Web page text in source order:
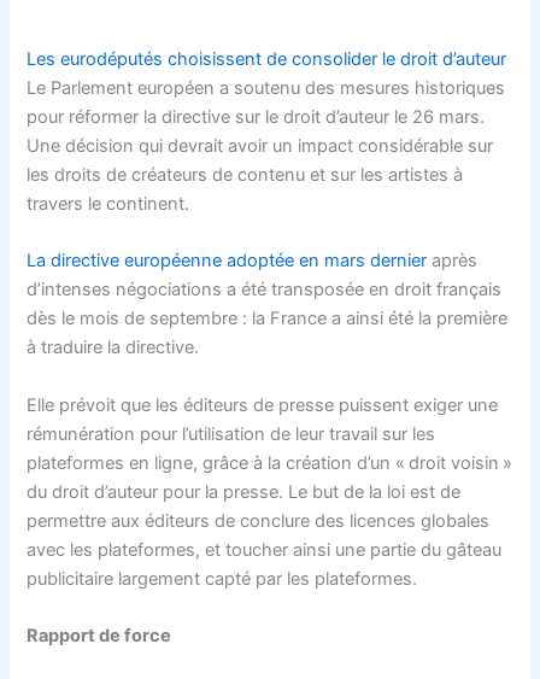
Les eurodéputés choisissent de consolider le droit d’auteur
Le Parlement européen a soutenu des mesures historiques
pour réformer la directive sur le droit d’auteur le 26 mars.
Une décision qui devrait avoir un impact considérable sur
les droits de créateurs de contenu et sur les artistes à
travers le continent.
La directive européenne adoptée en mars dernier après
d’intenses négociations a été transposée en droit français
dès le mois de septembre : la France a ainsi été la première
à traduire la directive.
Elle prévoit que les éditeurs de presse puissent exiger une
rémunération pour l’utilisation de leur travail sur les
plateformes en ligne, grâce à la création d’un « droit voisin »
du droit d’auteur pour la presse. Le but de la loi est de
permettre aux éditeurs de conclure des licences globales
avec les plateformes, et toucher ainsi une partie du gâteau
publicitaire largement capté par les plateformes.
Rapport de force